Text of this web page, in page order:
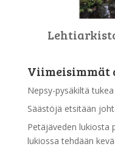
Nepsy-pysäkiltä
Säästöjä etsitään
Petäjäveden lukiosta
lukiossa tehdään